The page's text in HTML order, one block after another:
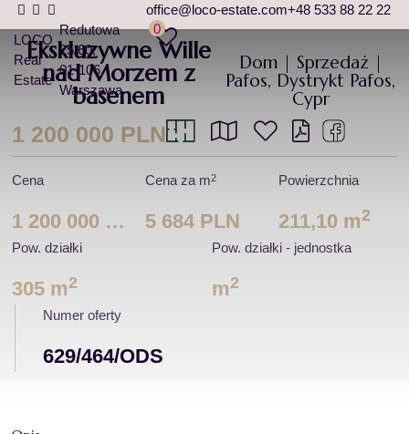
LOCO
Real
Estate
Redutowa
25/60
01-106
Warszawa
office@loco-estate.com+48 533 88 22 22
0
Ekskluzywne Wille
nad Morzem z
basenem
Dom | Sprzedaż |
Pafos, Dystrykt Pafos,
Cypr
1 200 000 PLN
Cena
1 200 000 PLN
Cena za m2
5 684 PLN
Powierzchnia
211,10 m2
Pow. działki
305 m2
Pow. działki - jednostka
m2
Numer oferty
629/464/ODS